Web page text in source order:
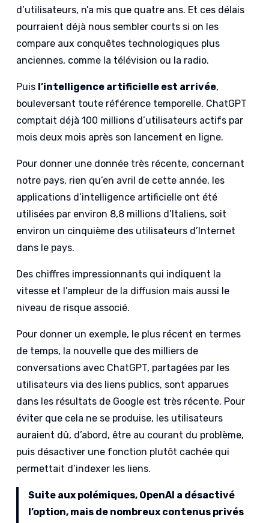
d’utilisateurs, n’a mis que quatre ans. Et ces délais
pourraient déjà nous sembler courts si on les
compare aux conquêtes technologiques plus
anciennes, comme la télévision ou la radio.
Puis l’intelligence artificielle est arrivée,
bouleversant toute référence temporelle. ChatGPT
comptait déjà 100 millions d’utilisateurs actifs par
mois deux mois après son lancement en ligne.
Pour donner une donnée très récente, concernant
notre pays, rien qu’en avril de cette année, les
applications d’intelligence artificielle ont été
utilisées par environ 8,8 millions d’Italiens, soit
environ un cinquième des utilisateurs d’Internet
dans le pays.
Des chiffres impressionnants qui indiquent la
vitesse et l’ampleur de la diffusion mais aussi le
niveau de risque associé.
Pour donner un exemple, le plus récent en termes
de temps, la nouvelle que des milliers de
conversations avec ChatGPT, partagées par les
utilisateurs via des liens publics, sont apparues
dans les résultats de Google est très récente. Pour
éviter que cela ne se produise, les utilisateurs
auraient dû, d’abord, être au courant du problème,
puis désactiver une fonction plutôt cachée qui
permettait d’indexer les liens.
Suite aux polémiques, OpenAI a désactivé
l’option, mais de nombreux contenus privés